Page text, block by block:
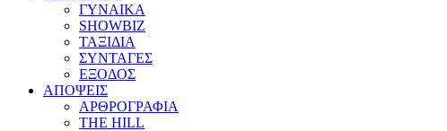
ΓΥΝΑΙΚΑ
SHOWBIZ
ΤΑΞΙΔΙΑ
ΣΥΝΤΑΓΕΣ
ΕΞΟΔΟΣ
ΑΠΟΨΕΙΣ
ΑΡΘΡΟΓΡΑΦΙΑ
THE HILL